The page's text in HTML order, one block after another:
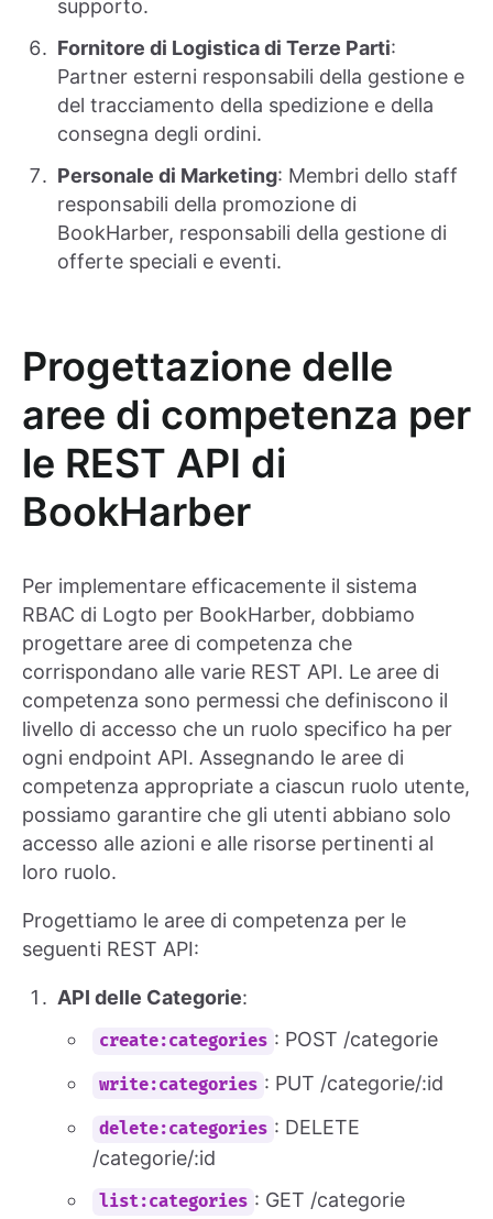
supporto.
Fornitore di Logistica di Terze Parti:
Partner esterni responsabili della gestione e
del tracciamento della spedizione e della
consegna degli ordini.
Personale di Marketing: Membri dello staff
responsabili della promozione di
BookHarber, responsabili della gestione di
offerte speciali e eventi.
Progettazione delle
aree di competenza per
le REST API di
BookHarber
Per implementare efficacemente il sistema
RBAC di Logto per BookHarber, dobbiamo
progettare aree di competenza che
corrispondano alle varie REST API. Le aree di
competenza sono permessi che definiscono il
livello di accesso che un ruolo specifico ha per
ogni endpoint API. Assegnando le aree di
competenza appropriate a ciascun ruolo utente,
possiamo garantire che gli utenti abbiano solo
accesso alle azioni e alle risorse pertinenti al
loro ruolo.
Progettiamo le aree di competenza per le
seguenti REST API:
API delle Categorie:
create:categories : POST /categorie
write:categories : PUT /categorie/:id
delete:categories : DELETE
/categorie/:id
list:categories : GET /categorie